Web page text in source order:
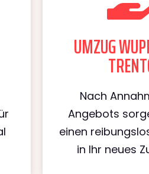
UMZUG
Nach
Angebots
einen
in Ihr neues